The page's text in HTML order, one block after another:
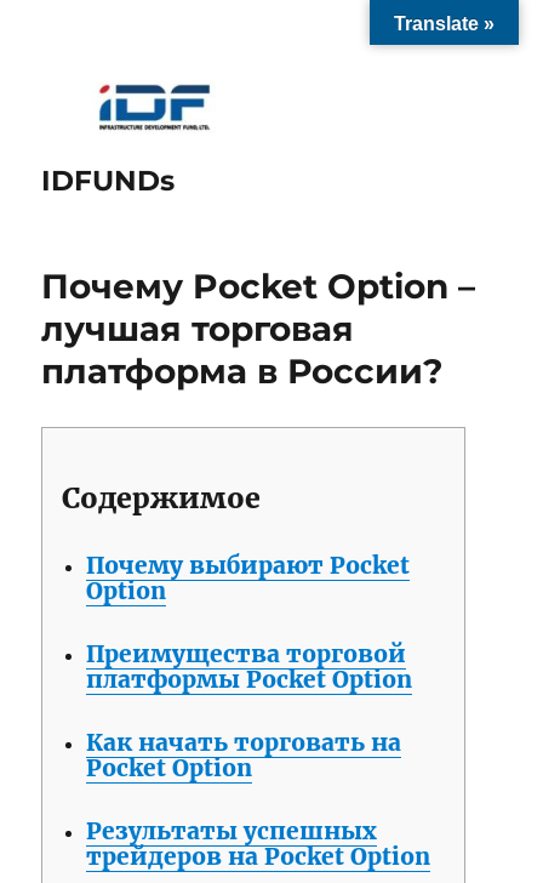
IDFUNDs
Почему Pocket Option –
лучшая торговая
платформа в России?
Содержимое
Почему выбирают Pocket
Option
Преимущества торговой
платформы Pocket Option
Как начать торговать на
Pocket Option
Результаты успешных
трейдеров на Pocket Option
Translate »